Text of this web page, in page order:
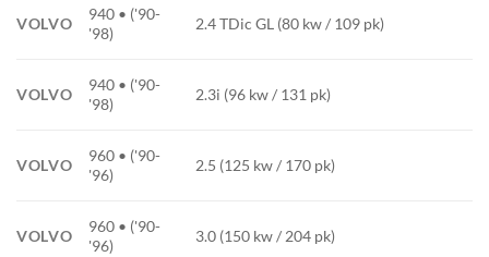
VOLVO
940 • ('90-
'98)
2.4 TDic GL (80 kw / 109 pk)
VOLVO
940 • ('90-
'98)
2.3i (96 kw / 131 pk)
VOLVO
960 • ('90-
'96)
2.5 (125 kw / 170 pk)
VOLVO
960 • ('90-
'96)
3.0 (150 kw / 204 pk)